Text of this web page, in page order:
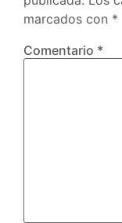
marcados con *
Comentario *